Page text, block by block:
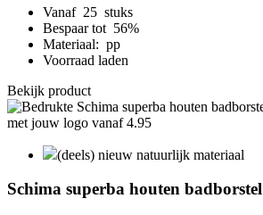
Vanaf 25 stuks
Bespaar tot 56%
Materiaal: pp
Voorraad laden
Bekijk product
(deels) nieuw natuurlijk materiaal
Schima superba houten badborstel